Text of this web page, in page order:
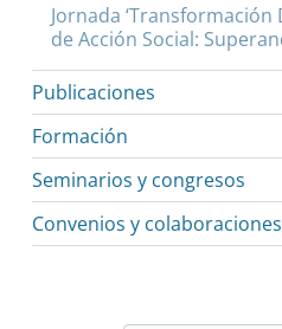
Jornada
de Acción Social:
Publicaciones
Formación
Seminarios y congresos
Convenios y colaboraciones